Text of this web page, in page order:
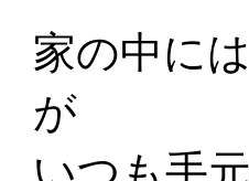
家の中には
が